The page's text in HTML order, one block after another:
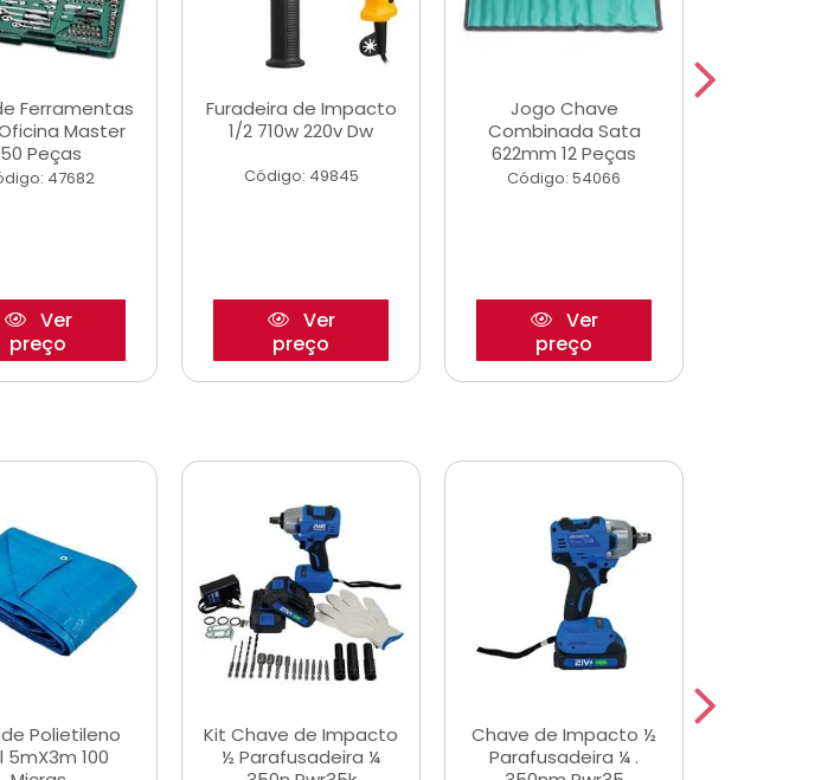
Ferramentas
Master
Peças
47682
Ver
preço
Furadeira de Impacto
1/2 710w 220v Dw
Código: 49845
Ver
preço
Jogo Chave
Combinada Sata
622mm 12 Peças
Código: 54066
Ver
preço
Polietileno
5mX3m 100
Kit Chave de Impacto
½ Parafusadeira ¼
Chave de Impacto ½
Parafusadeira ¼ .